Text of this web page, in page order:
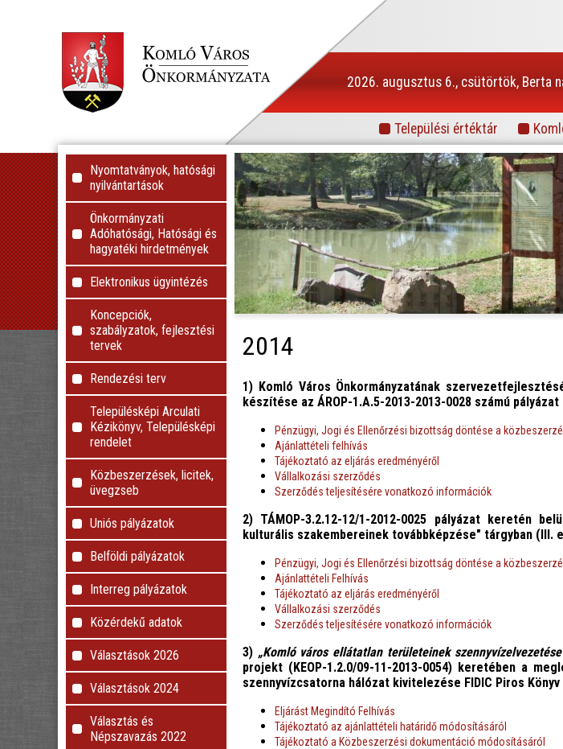
2026. augusztus 6., csütörtök, Berta
Települési értéktár
Információs portál
Nyomtatványok, hatósági
nyilvántartások
Önkormányzati
Adóhatósági, Hatósági és
hagyatéki hirdetmények
Elektronikus ügyintézés
Koncepciók,
szabályzatok, fejlesztési
tervek
Rendezési terv
Településképi Arculati
Kézikönyv, Településképi
rendelet
Közbeszerzések, licitek,
üvegzseb
Uniós pályázatok
Belföldi pályázatok
Interreg pályázatok
Közérdekű adatok
Választások 2026
Választások 2024
Választás és
Népszavazás 2022
2014
1) Komló Város Önkormányzatának
készítése az ÁROP-1.A.5-2013-2013-0028 számú
Pénzügyi, Jogi és Ellenőrzési bizottság döntése a
Ajánlattételi felhívás
Tájékoztató az eljárás eredményéről
Vállalkozási szerződés
Szerződés teljesítésére vonatkozó információk
2) TÁMOP-3.2.12-12/1-2012-0025 pályázat keretén
kulturális szakembereinek továbbképzése" tárgyban (III.
Pénzügyi, Jogi és Ellenőrzési bizottság döntése a
Ajánlattételi Felhívás
Tájékoztató az eljárás eredményéről
Vállalkozási szerződés
Szerződés teljesítésére vonatkozó információk
3) „Komló város ellátatlan területeinek
projekt (KEOP-1.2.0/09-11-2013-0054) keretében a
szennyvízcsatorna hálózat kivitelezése FIDIC Piros
Eljárást Megindító Felhívás
Tájékoztató az ajánlattételi határidő módosításáról
Tájékoztató a Közbeszerzési dokumentáció módosításáról